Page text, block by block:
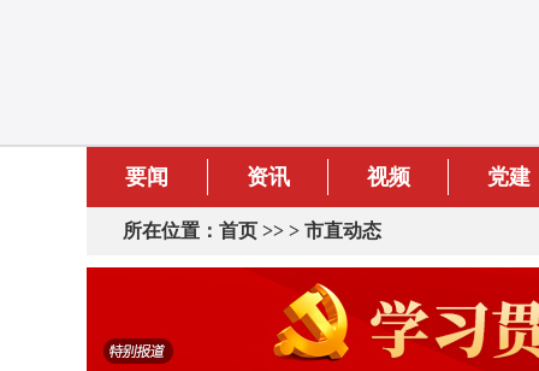
要闻 资讯 视频 党建
所在位置： 首页 >> > 市直动态